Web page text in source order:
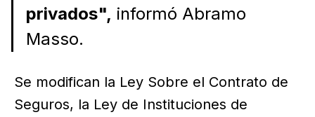
privados", informó Abramo
Masso.
Se modifican la Ley Sobre el Contrato de
Seguros, la Ley de Instituciones de